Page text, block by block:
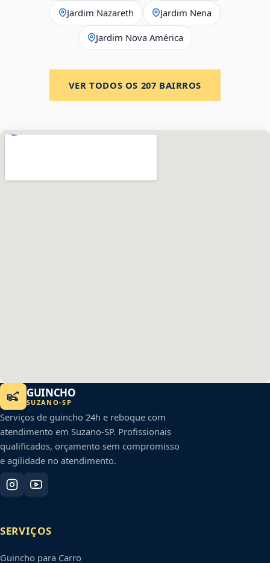
Jardim Nazareth Jardim Nena
Jardim Nova América
VER TODOS OS 207 BAIRROS
GUINCHO
SUZANO-SP
Serviços de guincho 24h e reboque com
atendimento em Suzano-SP. Profissionais
qualificados, orçamento sem compromisso
e agilidade no atendimento.
SERVIÇOS
Guincho para Carro